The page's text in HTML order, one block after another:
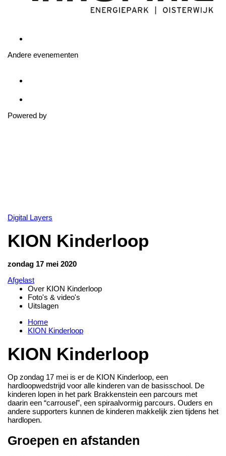
Andere evenementen
Powered by
Digital Layers
KION Kinderloop
zondag 17 mei 2020
Afgelast
Over KION Kinderloop
Foto's & video's
Uitslagen
Home
KION Kinderloop
KION Kinderloop
Op zondag 17 mei is er de KION Kinderloop, een
hardloopwedstrijd voor alle kinderen van de basisschool. De
kinderen lopen in het park Brakkenstein een parcours met
daarin een “carrousel”, een spiraalvormig parcours. Ouders en
andere supporters kunnen de kinderen makkelijk zien tijdens het
hardlopen.
Groepen en afstanden